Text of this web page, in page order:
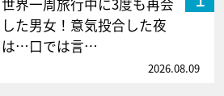
した男女！意気投合した夜
は…口では言…
2026.08.09